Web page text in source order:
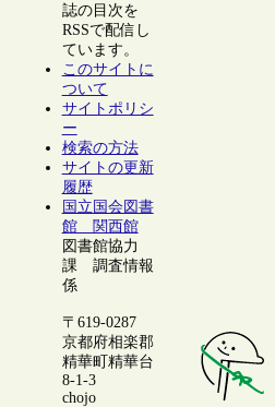
誌の目次を
RSSで配信し
ています。
このサイトに
ついて
サイトポリシ
ー
検索の方法
サイトの更新
履歴
国立国会図書
館 関西館
図書館協力
課 調査情報
係
〒619-0287
京都府相楽郡
精華町精華台
8-1-3
chojo